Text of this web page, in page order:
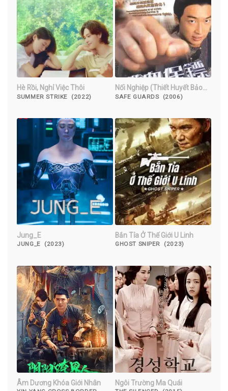
Hè Rồi, Nghỉ Việc Thôi
SUMMER STRIKE (2022)
Nối Nghiệp (Thiết Huyết Bảo
Tiêu)
SAFE GUARDS (2006)
Jung_E
JUNG_E (2023)
Bắn Tỉa Ở Thế Giới U Linh
GHOST SNIPER (2023)
Âm Dương Khóa Giới Nhân Ngôi Trường Ma Quái